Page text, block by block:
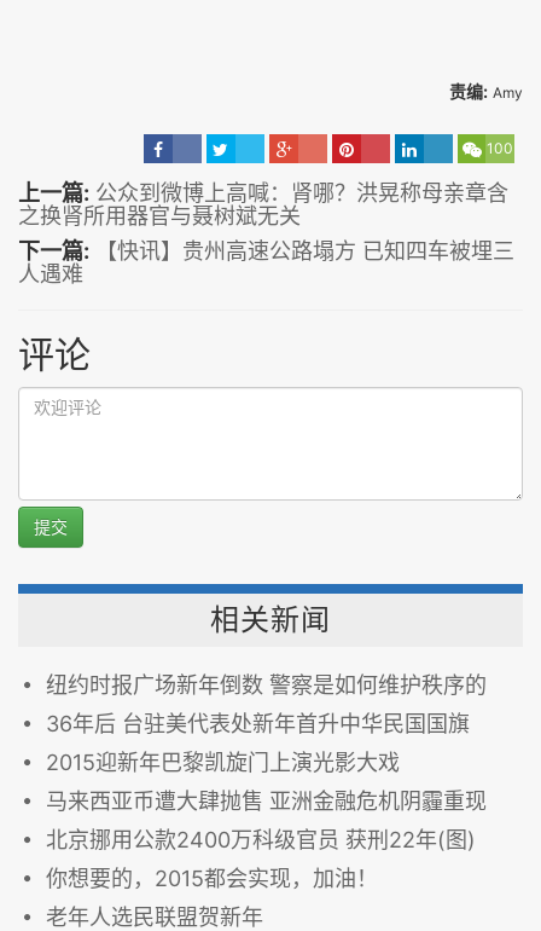
责编: Amy
100
上一篇: 公众到微博上高喊：肾哪？洪晃称母亲章含
之换肾所用器官与聂树斌无关
下一篇:
【快讯】贵州高速公路塌方 已知四车被埋三
人遇难
评论
提交
相关新闻
纽约时报广场新年倒数 警察是如何维护秩序的
36年后 台驻美代表处新年首升中华民国国旗
2015迎新年巴黎凯旋门上演光影大戏
马来西亚币遭大肆抛售 亚洲金融危机阴霾重现
北京挪用公款2400万科级官员 获刑22年(图)
你想要的，2015都会实现，加油！
老年人选民联盟贺新年